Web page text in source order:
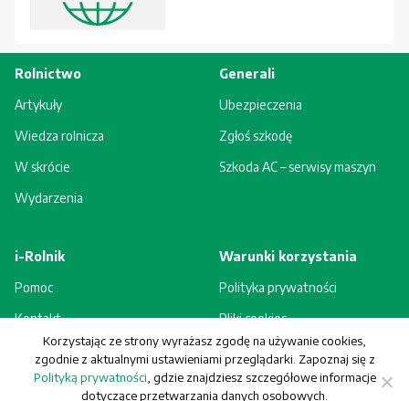
Rolnictwo
Artykuły
Wiedza rolnicza
W skrócie
Wydarzenia
Generali
Ubezpieczenia
Zgłoś szkodę
Szkoda AC – serwisy maszyn
i-Rolnik
Pomoc
Kontakt
Rejestracja - korzyści
Warunki korzystania
Polityka prywatności
Pliki cookies
Regulamin
Korzystając ze strony wyrażasz zgodę na używanie cookies,
zgodnie z aktualnymi ustawieniami przeglądarki. Zapoznaj się z
Polityką prywatności , gdzie znajdziesz szczegółowe informacje
dotyczące przetwarzania danych osobowych.